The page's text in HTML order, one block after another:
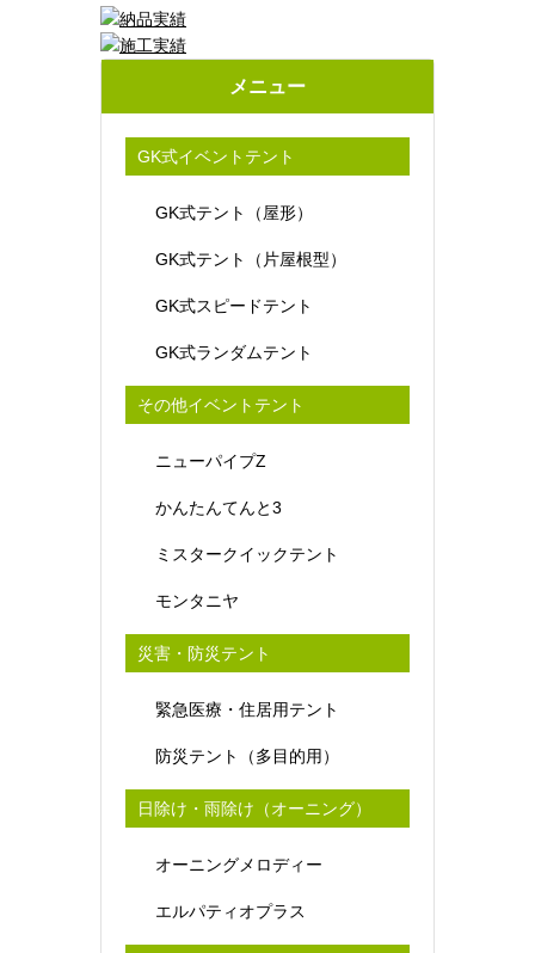
メニュー
GK式イベントテント
GK式テント（屋形）
GK式テント（片屋根型）
GK式スピードテント
GK式ランダムテント
その他イベントテント
ニューパイプZ
かんたんてんと3
ミスタークイックテント
モンタニヤ
災害・防災テント
緊急医療・住居用テント
防災テント（多目的用）
日除け・雨除け（オーニング）
オーニングメロディー
エルパティオプラス